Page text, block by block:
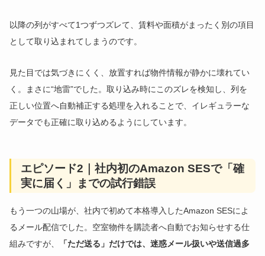
以降の列がすべて1つずつズレて、賃料や面積がまったく別の項目
として取り込まれてしまうのです。
見た目では気づきにくく、放置すれば物件情報が静かに壊れてい
く。まさに“地雷”でした。取り込み時にこのズレを検知し、列を
正しい位置へ自動補正する処理を入れることで、イレギュラーな
データでも正確に取り込めるようにしています。
エピソード2｜社内初のAmazon SESで「確
実に届く」までの試行錯誤
もう一つの山場が、社内で初めて本格導入したAmazon SESによ
るメール配信でした。空室物件を購読者へ自動でお知らせする仕
組みですが、
「ただ送る」だけでは、迷惑メール扱いや送信過多